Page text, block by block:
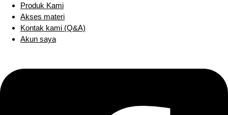
Produk Kami
Akses materi
Kontak kami (Q&A)
Akun saya